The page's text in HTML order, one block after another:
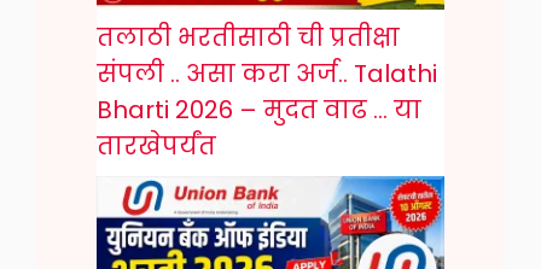
तलाठी भरतीसाठी ची प्रतीक्षा
संपली .. असा करा अर्ज.. Talathi
Bharti 2026 – मुदत वाढ … या
तारखेपर्यंत